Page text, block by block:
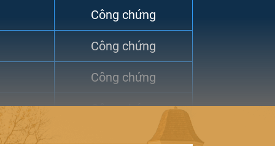
cho hệ thống đào tạo đại học, nhưng
sinh viên và phụ huynh học sinh cần
Công chứng
Công chứng
Công chứng
Công chứng
Công chứng